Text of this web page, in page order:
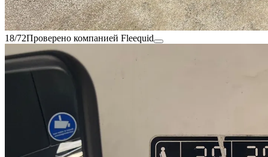
18/72Проверено компанией Fleequid